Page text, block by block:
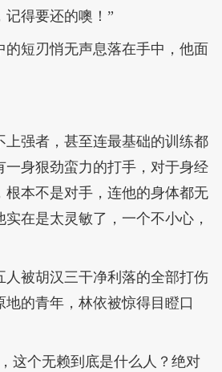
记得要还的噢！”
的短刃悄无声息落在手中，他面
上强者，甚至连最基础的训练都
一身狠劲蛮力的打手，对于身经
根本不是对手，连他的身体都无
在是太灵敏了，一个不小心，
人被胡汉三干净利落的全部打伤
的青年，林依被惊得目瞪口
这个无赖到底是什么人？绝对